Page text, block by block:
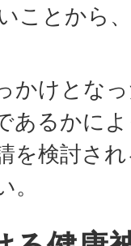
ことから
かけとな
あるかに
を検討さ